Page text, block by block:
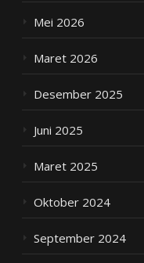
Mei 2026
Maret 2026
Desember 2025
Juni 2025
Maret 2025
Oktober 2024
September 2024